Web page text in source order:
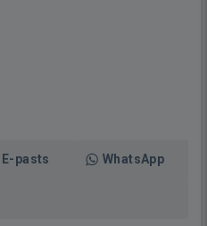
E-pasts WhatsApp